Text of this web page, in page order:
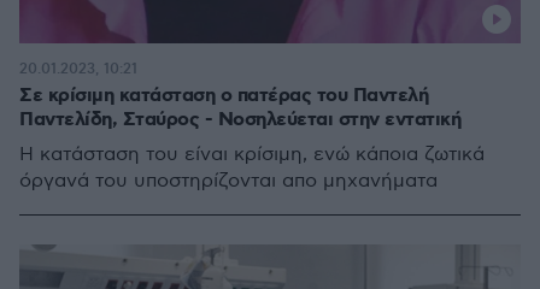
Σε κρίσιμη κατάσταση ο πατέρας του Παντελή
Παντελίδη, Σταύρος - Νοσηλεύεται στην εντατική
Η κατάσταση του είναι κρίσιμη, ενώ κάποια ζωτικά
όργανά του υποστηρίζονται απο μηχανήματα
20.01.2023, 10:21